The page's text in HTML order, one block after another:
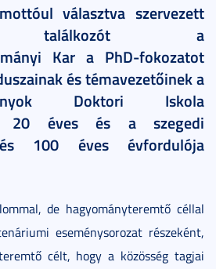
választva szervezett
találkozót a
Kar a PhD-fokozatot
és témavezetőinek a
Doktori Iskola
20 éves és a szegedi
100 éves évfordulója
de hagyományteremtő céllal
eseménysorozat részeként,
célt, hogy a közösség tagjai